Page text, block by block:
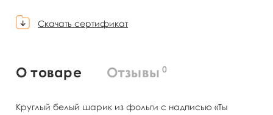
Скачать сертификат
О товаре Отзывы 0
Круглый белый шарик из фольги с надписью «Ты